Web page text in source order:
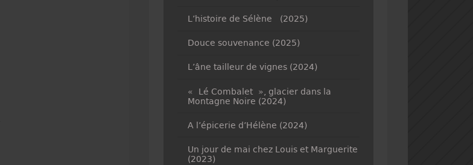
L’histoire de Sélène (2025)
Douce souvenance (2025)
L’âne tailleur de vignes (2024)
« Lé Combalet », glacier dans la
Montagne Noire (2024)
A l’épicerie d’Hélène (2024)
Un jour de mai chez Louis et Marguerite
(2023)